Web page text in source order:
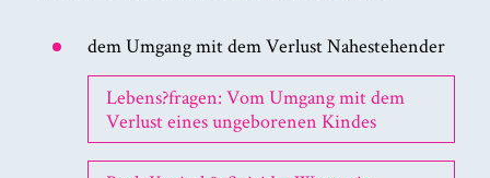
dem Umgang mit dem Verlust Nahestehender
Lebens?fragen: Vom Umgang mit dem
Verlust eines ungeborenen Kindes